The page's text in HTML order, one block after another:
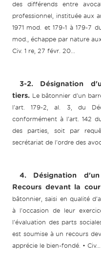
des différends entre
professionnel, instituée aux
1971 mod. et 179-1 à 179-7
mod., échappe par nature
Civ. 1 re, 27 févr. 20...
3-2. Désignation
tiers. Le bâtonnier d'un
l'art. 179-2, al. 3, du
conformément à l'art. 142
des parties, soit par
secrétariat de l'ordre des
4. Désignation
Recours devant la
bâtonnier, saisi en qualité
à l'occasion de leur
l'évaluation des parts
est soumise à un recours
apprécie le bien-fondé. • Civ...